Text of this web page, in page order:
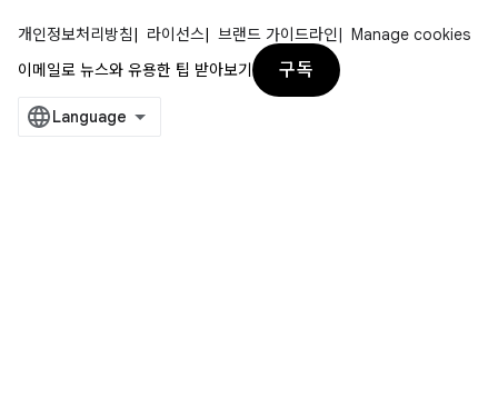
개인정보처리방침 라이선스 브랜드 가이드라인
Manage cookies
이메일로 뉴스와 유용한 팁 받아보기
구독